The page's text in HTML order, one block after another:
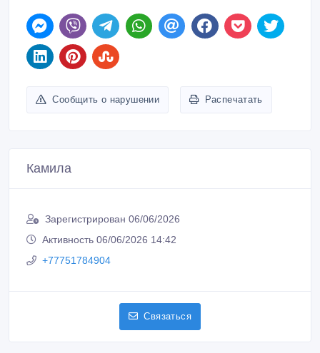
Сообщить о нарушении Распечатать
Камила
Зарегистрирован 06/06/2026
Активность 06/06/2026 14:42
+77751784904
Связаться